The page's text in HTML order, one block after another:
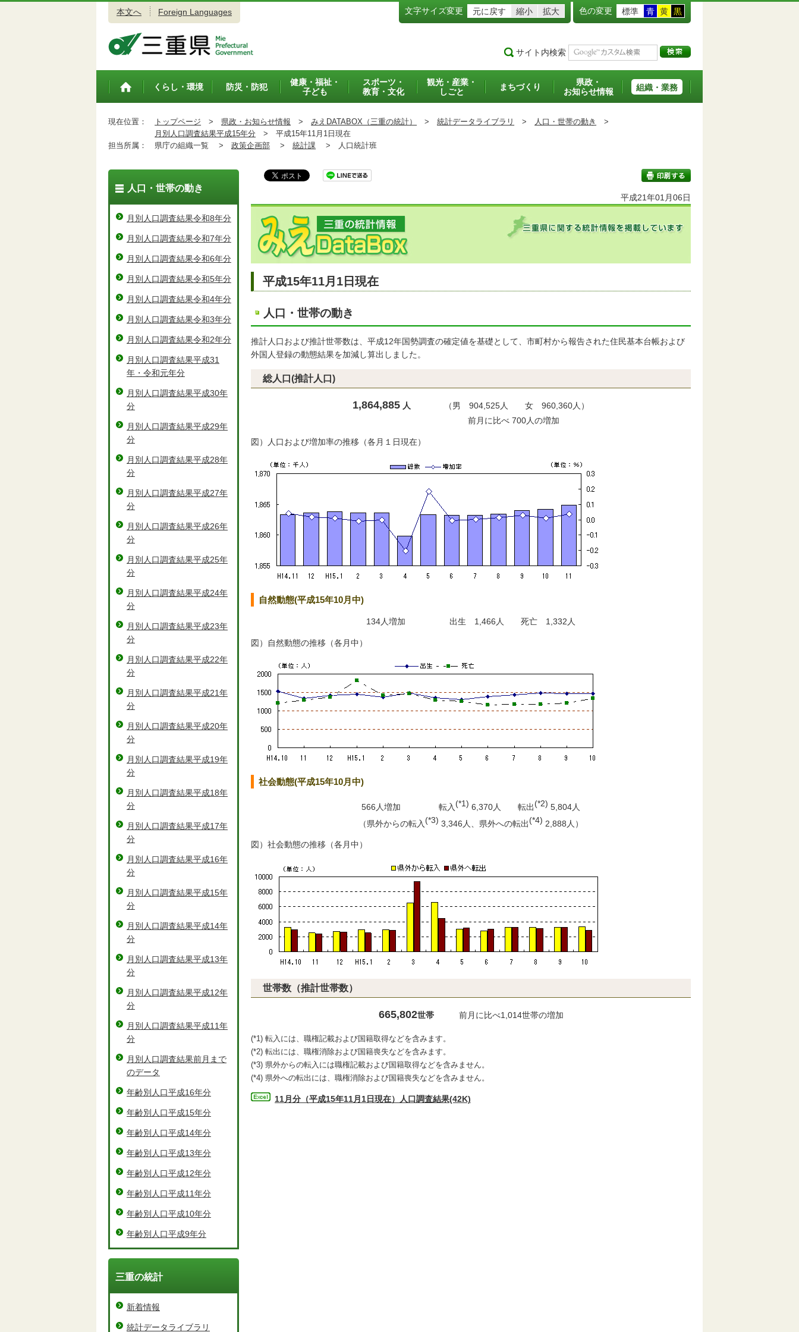
本文へ Foreign Languages 文字サイズ変更 元に戻す 縮小 拡大 色の変更 標準 青 黄 黒
サイト内検索
トップペ
くらし・環境 防災・防犯
健康・福祉・
子ども
スポーツ・
教育・文化
観光・産業・
しごと
まちづくり
県政・
お知らせ情報
組織・業務
現在位置： トップページ > 県政・お知らせ情報 > みえDATABOX（三重の統計） > 統計データライブラリ > 人口・世帯の動き
>
月別人口調査結果平成15年分 > 平成15年11月1日現在
担当所属：
県庁の組織一覧 > 政策企画部 > 統計課 > 人口統計班
印刷する
平成21年01月06日
平成15年11月1日現在
人口・世帯の動き
推計人口および推計世帯数は、平成12年国勢調査の確定値を基礎として、市町村から報告された住民基本台帳および
外国人登録の動態結果を加減し算出しました。
総人口(推計人口)
1,864,885 人
（男 904,525人 女 960,360人）
前月に比べ 700人の増加
図）人口および増加率の推移（各月１日現在）
自然動態(平成15年10月中)
134人増加 出生 1,466人 死亡 1,332人
図）自然動態の推移（各月中）
社会動態(平成15年10月中)
566人増加 転入 (*1) 6,370人 転出(*2) 5,804人
（県外からの転入 (*3) 3,346人、県外への転出(*4) 2,888人）
図）社会動態の推移（各月中）
世帯数（推計世帯数）
665,802世帯前月に比べ1,014世帯の増加
(*1) 転入には、職権記載および国籍取得などを含みます。
(*2) 転出には、職権消除および国籍喪失などを含みます。
(*3) 県外からの転入には職権記載および国籍取得などを含みません。
(*4) 県外への転出には、職権消除および国籍喪失などを含みません。
11月分（平成15年11月1日現在）人口調査結果(42K)
人口・世帯の動き
月別人口調査結果令和8年分
月別人口調査結果令和7年分
月別人口調査結果令和6年分
月別人口調査結果令和5年分
月別人口調査結果令和4年分
月別人口調査結果令和3年分
月別人口調査結果令和2年分
月別人口調査結果平成31
年・令和元年分
月別人口調査結果平成30年
分
月別人口調査結果平成29年
分
月別人口調査結果平成28年
分
月別人口調査結果平成27年
分
月別人口調査結果平成26年
分
月別人口調査結果平成25年
分
月別人口調査結果平成24年
分
月別人口調査結果平成23年
分
月別人口調査結果平成22年
分
月別人口調査結果平成21年
分
月別人口調査結果平成20年
分
月別人口調査結果平成19年
分
月別人口調査結果平成18年
分
月別人口調査結果平成17年
分
月別人口調査結果平成16年
分
月別人口調査結果平成15年
分
月別人口調査結果平成14年
分
月別人口調査結果平成13年
分
月別人口調査結果平成12年
分
月別人口調査結果平成11年
分
月別人口調査結果前月まで
のデータ
年齢別人口平成16年分
年齢別人口平成15年分
年齢別人口平成14年分
年齢別人口平成13年分
年齢別人口平成12年分
年齢別人口平成11年分
年齢別人口平成10年分
年齢別人口平成9年分
三重の統計
新着情報
統計データライブラリ